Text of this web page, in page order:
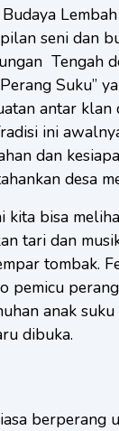
seni dan
Tengah
Suku”
antar klan
ini
dan
desa
kita bisa
tari dan
tombak.
pemicu
anak
dibuka.
berperang